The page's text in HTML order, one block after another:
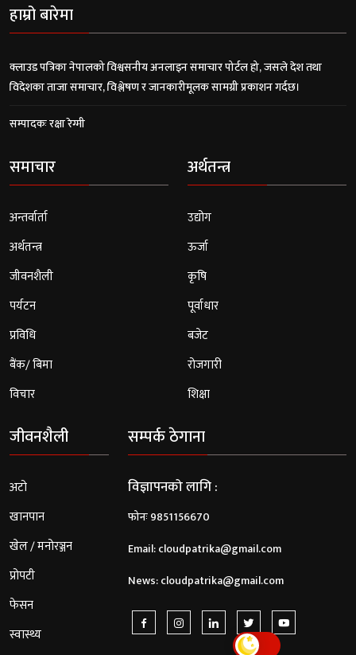
हाम्रो बारेमा
क्लाउड पत्रिका नेपालको विश्वसनीय अनलाइन समाचार पोर्टल हो, जसले देश तथा
विदेशका ताजा समाचार, विश्लेषण र जानकारीमूलक सामग्री प्रकाशन गर्दछ।
सम्पादकः रक्षा रेग्मी
समाचार
अन्तर्वार्ता
अर्थतन्त्र
जीवनशैली
पर्यटन
प्रविधि
बैंक/ बिमा
विचार
अर्थतन्त्र
उद्योग
ऊर्जा
कृषि
पूर्वाधार
बजेट
रोजगारी
शिक्षा
जीवनशैली
अटो
खानपान
खेल / मनोरञ्जन
प्रोपटी
फेसन
स्वास्थ्य
सम्पर्क ठेगाना
विज्ञापनको लागि :
फोनः 9851156670
Email:cloudpatrika@gmail.com
News:cloudpatrika@gmail.com